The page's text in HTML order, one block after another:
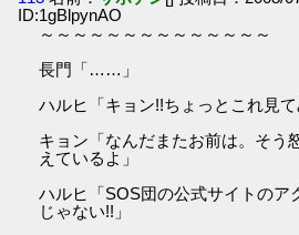
ID:1gBlpynAO
～～～～～～～～～～～～～～
長門「……」
ハルヒ「キョン!!ちょっとこれ見て
キョン「なんだまたお前は。そう
えているよ」
ハルヒ「SOS団の公式サイトのア
じゃない!!」